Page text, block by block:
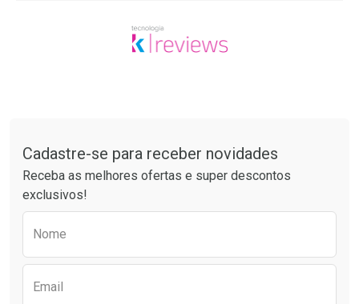
Cadastre-se para receber novidades
Receba as melhores ofertas e super descontos
exclusivos!
Nome
Email